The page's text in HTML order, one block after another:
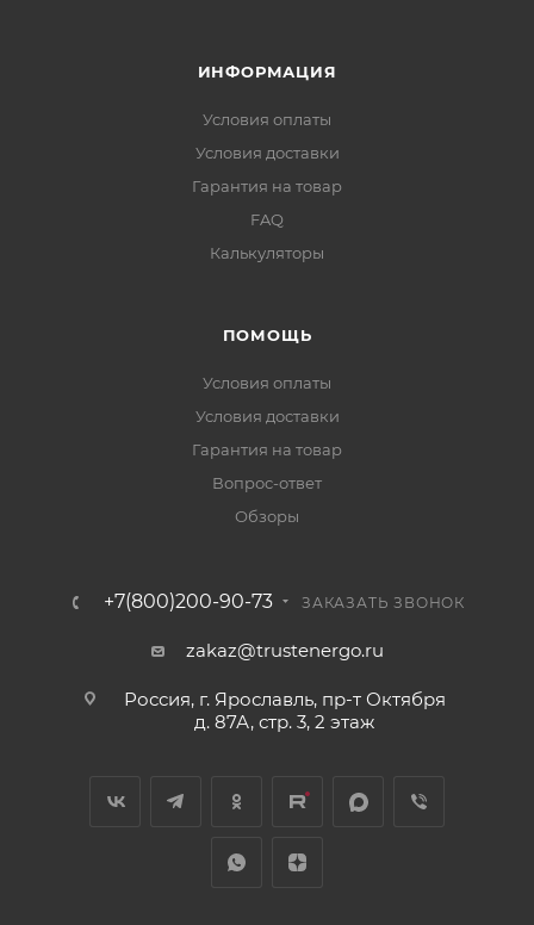
ИНФОРМАЦИЯ
Условия оплаты
Условия доставки
Гарантия на товар
FAQ
Калькуляторы
ПОМОЩЬ
Условия оплаты
Условия доставки
Гарантия на товар
Вопрос-ответ
Обзоры
+7(800)200-90-73 ЗАКАЗАТЬ ЗВОНОК
zakaz@trustenergo.ru
Россия, г. Ярославль, пр-т Октября
д. 87А, стр. 3, 2 этаж